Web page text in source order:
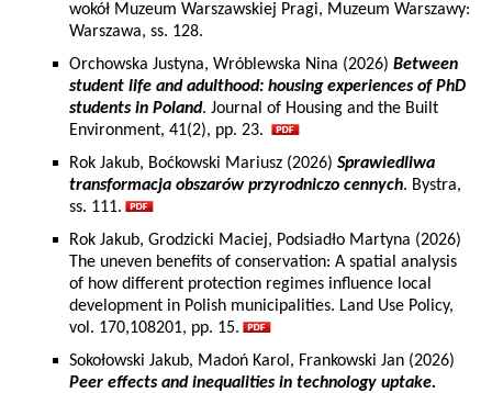
wokół Muzeum Warszawskiej Pragi, Muzeum Warszawy:
Warszawa, ss. 128.
Orchowska Justyna, Wróblewska Nina (2026) Between
student life and adulthood: housing experiences of PhD
students in Poland. Journal of Housing and the Built
Environment, 41(2), pp. 23.
Rok Jakub, Boćkowski Mariusz (2026) Sprawiedliwa
transformacja obszarów przyrodniczo cennych. Bystra,
ss. 111.
Rok Jakub, Grodzicki Maciej, Podsiadło Martyna (2026)
The uneven benefits of conservation: A spatial analysis
of how different protection regimes influence local
development in Polish municipalities. Land Use Policy,
vol. 170,108201, pp. 15.
Sokołowski Jakub, Madoń Karol, Frankowski Jan (2026)
Peer effects and inequalities in technology uptake.